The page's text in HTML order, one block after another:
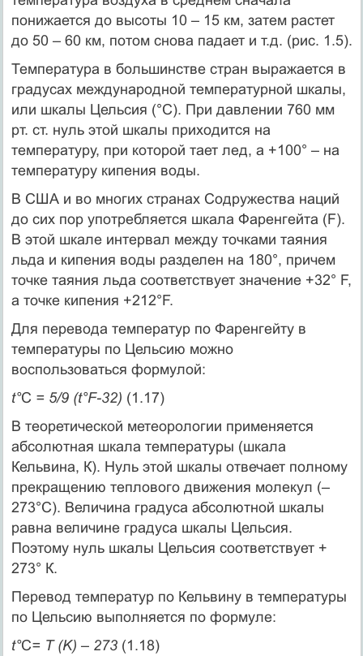
понижается до высоты 10 – 15 км, затем растет
до 50 – 60 км, потом снова падает и т.д. (рис. 1.5).
Температура в большинстве стран выражается в
градусах международной температурной шкалы,
или шкалы Цельсия (°С). При давлении 760 мм
рт. ст. нуль этой шкалы приходится на
температуру, при которой тает лед, а +100° – на
температуру кипения воды.
В США и во многих странах Содружества наций
до сих пор употребляется шкала Фаренгейта (F).
В этой шкале интервал между точками таяния
льда и кипения воды разделен на 180°, причем
точке таяния льда соответствует значение +32° F,
а точке кипения +212°F.
Для перевода температур по Фаренгейту в
температуры по Цельсию можно
воспользоваться формулой:
t°C = 5/9 (t°F-32) (1.17)
В теоретической метеорологии применяется
абсолютная шкала температуры (шкала
Кельвина, К). Нуль этой шкалы отвечает полному
прекращению теплового движения молекул (–
273°С). Величина градуса абсолютной шкалы
равна величине градуса шкалы Цельсия.
Поэтому нуль шкалы Цельсия соответствует +
273° К.
Перевод температур по Кельвину в температуры
по Цельсию выполняется по формуле:
t°C= Т (K) – 273(1.18)